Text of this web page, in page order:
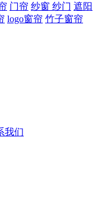
门帘 纱窗 纱门 遮阳
logo窗帘 竹子窗帘
我们